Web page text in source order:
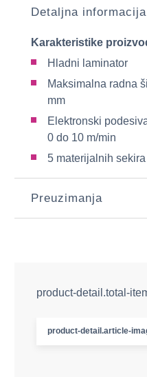
Detaljna informacija
Karakteristike
Hladni laminator
Maksimalna radna
mm
Elektronski
0 do 10 m/min
5 materijalnih sekira
Preuzimanja
product-detail.total-
product-detail.article-